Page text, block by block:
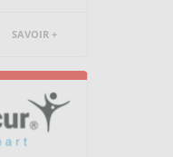
SAVOIR +